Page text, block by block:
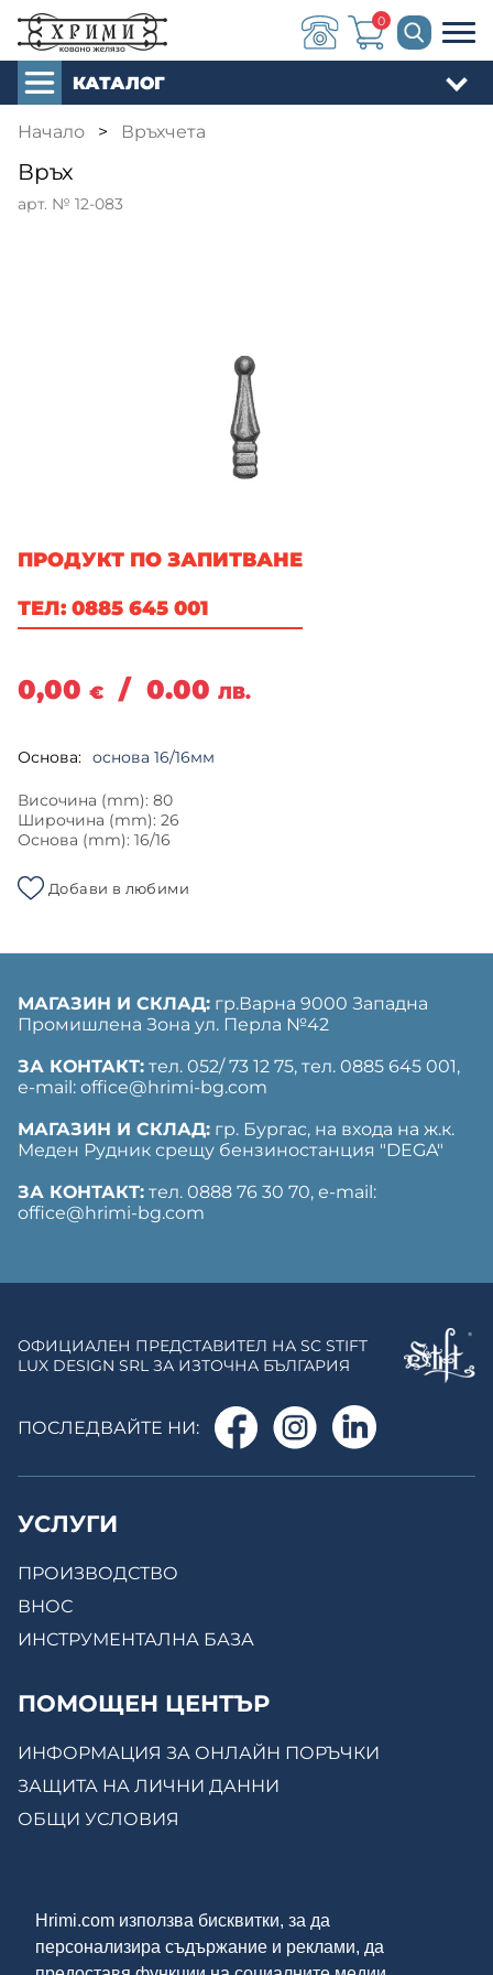
Hrimi.com използва бисквитки, за да
персонализира съдържание и реклами, да
0
КАТАЛОГ
Начало > Връхчета
Връх
арт. № 12-083
ПРОДУКТ ПО ЗАПИТВАНЕ
ТЕЛ: 0885 645 001
0,00 € / 0.00 ЛВ.
Основа: основа 16/16мм
Височина (mm): 80
Широчина (mm): 26
Основа (mm): 16/16
Добави в любими
МАГАЗИН И СКЛАД: гр.Варна 9000 Западна
Промишлена Зона ул. Перла №42
ЗА КОНТАКТ: тел. 052/ 73 12 75, тел. ‎0885 645 001,
е-mail: office@hrimi-bg.com
МАГАЗИН И СКЛАД: гр. Бургас, на входа на ж.к.
Меден Рудник срещу бензиностанция "DEGA"
ЗА КОНТАКТ: тел. 0888 76 30 70, е-mail:
office@hrimi-bg.com
ОФИЦИАЛЕН ПРЕДСТАВИТЕЛ НА SC STIFT
LUX DESIGN SRL ЗА ИЗТОЧНА БЪЛГАРИЯ
ПОСЛЕДВАЙТЕ НИ:
УСЛУГИ
ПРОИЗВОДСТВО
ВНОС
ИНСТРУМЕНТАЛНА БАЗА
ПОМОЩЕН ЦЕНТЪР
ИНФОРМАЦИЯ ЗА ОНЛАЙН ПОРЪЧКИ
ЗАЩИТА НА ЛИЧНИ ДАННИ
ОБЩИ УСЛОВИЯ
ЗА НАС
МОСТРЕНА ЗАЛА